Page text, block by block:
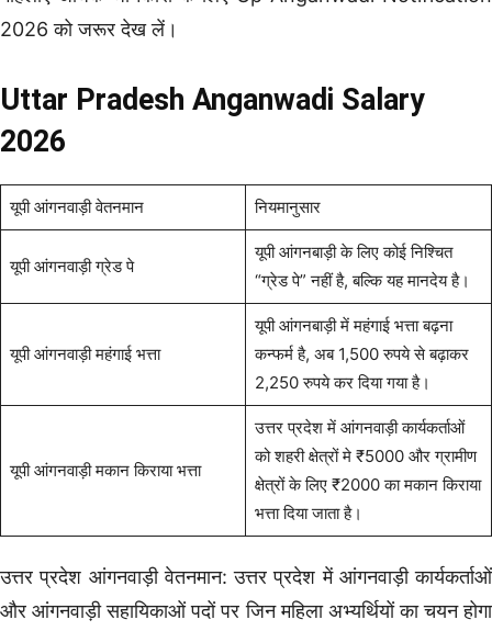
2026 को जरूर देख लें।
Uttar Pradesh Anganwadi Salary
2026
यूपी आंगनवाड़ी वेतनमान नियमानुसार
यूपी आंगनवाड़ी ग्रेड पे
यूपी आंगनबाड़ी के लिए कोई निश्चित
“ग्रेड पे” नहीं है, बल्कि यह मानदेय है।
यूपी आंगनवाड़ी महंगाई भत्ता
यूपी आंगनबाड़ी में महंगाई भत्ता बढ़ना
कन्फर्म है, अब 1,500 रुपये से बढ़ाकर
2,250 रुपये कर दिया गया है।
यूपी आंगनवाड़ी मकान किराया भत्ता
उत्तर प्रदेश में आंगनवाड़ी कार्यकर्ताओं
को शहरी क्षेत्रों मे ₹5000 और ग्रामीण
क्षेत्रों के लिए ₹2000 का मकान किराया
भत्ता दिया जाता है।
उत्तर प्रदेश आंगनवाड़ी वेतनमान: उत्तर प्रदेश में आंगनवाड़ी कार्यकर्ताओं
और आंगनवाड़ी सहायिकाओं पदों पर जिन महिला अभ्यर्थियों का चयन होगा